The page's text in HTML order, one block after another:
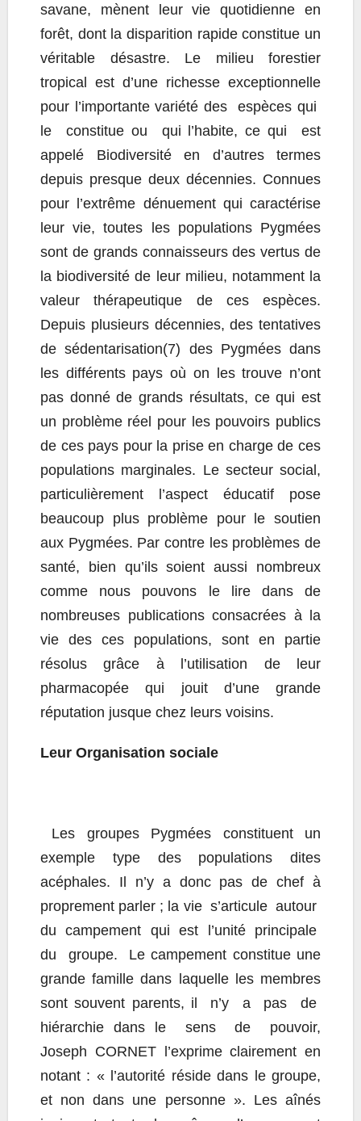
savane, mènent leur vie quotidienne en
forêt, dont la disparition rapide constitue un
véritable désastre. Le milieu forestier
tropical est d’une richesse exceptionnelle
pour l’importante variété des espèces qui
le constitue ou qui l’habite, ce qui est
appelé Biodiversité en d’autres termes
depuis presque deux décennies. Connues
pour l’extrême dénuement qui caractérise
leur vie, toutes les populations Pygmées
sont de grands connaisseurs des vertus de
la biodiversité de leur milieu, notamment la
valeur thérapeutique de ces espèces.
Depuis plusieurs décennies, des tentatives
de sédentarisation(7) des Pygmées dans
les différents pays où on les trouve n’ont
pas donné de grands résultats, ce qui est
un problème réel pour les pouvoirs publics
de ces pays pour la prise en charge de ces
populations marginales. Le secteur social,
particulièrement l’aspect éducatif pose
beaucoup plus problème pour le soutien
aux Pygmées. Par contre les problèmes de
santé, bien qu’ils soient aussi nombreux
comme nous pouvons le lire dans de
nombreuses publications consacrées à la
vie des ces populations, sont en partie
résolus grâce à l’utilisation de leur
pharmacopée qui jouit d’une grande
réputation jusque chez leurs voisins.
Leur Organisation sociale
Les groupes Pygmées constituent un
exemple type des populations dites
acéphales. Il n’y a donc pas de chef à
proprement parler ; la vie s’articule autour
du campement qui est l’unité principale
du groupe. Le campement constitue une
grande famille dans laquelle les membres
sont souvent parents, il n’y a pas de
hiérarchie dans le sens de pouvoir,
Joseph CORNET l’exprime clairement en
notant : « l’autorité réside dans le groupe,
et non dans une personne ». Les aînés